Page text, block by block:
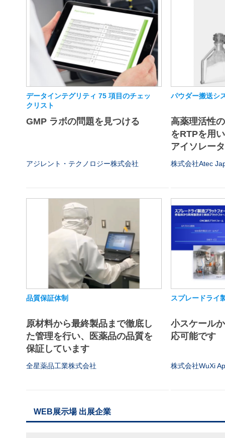
データインテグリティ 75 項目のチェッ
クリスト
GMP ラボの問題を見つける
アジレント・テクノロジー株式会社
パウダー搬送シ
高薬理活性
をRTPを用
アイソレー
株式会社Atec
品質保証体制
原材料から最終製品まで徹底し
た管理を行い、医薬品の品質を
保証しています
全星薬品工業株式会社
スプレードライ
小スケール
応可能です
株式会社WuXi
WEB展示場 出展企業